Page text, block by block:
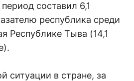
составил 6,1
республика среди
Республике Тыва (14,1
ситуации в стране, за